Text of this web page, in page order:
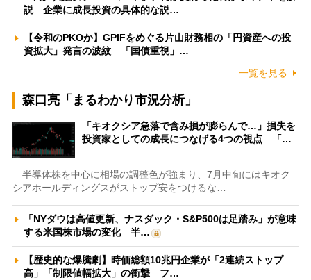
説 企業に成長投資の具体的な説…
【令和のPKOか】GPIFをめぐる片山財務相の「円資産への投
資拡大」発言の波紋 「国債重視」…
一覧を見る
森口亮「まるわかり市況分析」
「キオクシア急落で含み損が膨らんで…」損失を
投資家としての成長につなげる4つの視点 「…
半導体株を中心に相場の調整色が強まり、7月中旬にはキオク
シアホールディングスがストップ安をつけるな…
「NYダウは高値更新、ナスダック・S&P500は足踏み」が意味
する米国株市場の変化 半…
【歴史的な爆騰劇】時価総額10兆円企業が「2連続ストップ
高」「制限値幅拡大」の衝撃 フ…